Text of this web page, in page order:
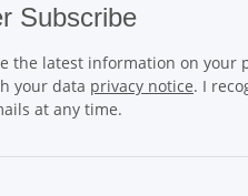
Subscribe
the latest information on
your data privacy notice. I
at any time.